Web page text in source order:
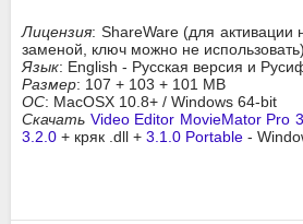
Лицензия: ShareWare (для активации
заменой, ключ можно не использовать)
Язык: English - Русская версия и
Размер: 107 + 103 + 101 MB
ОС: MacOSX 10.8+ / Windows 64-bit
Скачать Video Editor MovieMator Pro
3.2.0 + кряк .dll + 3.1.0 Portable -